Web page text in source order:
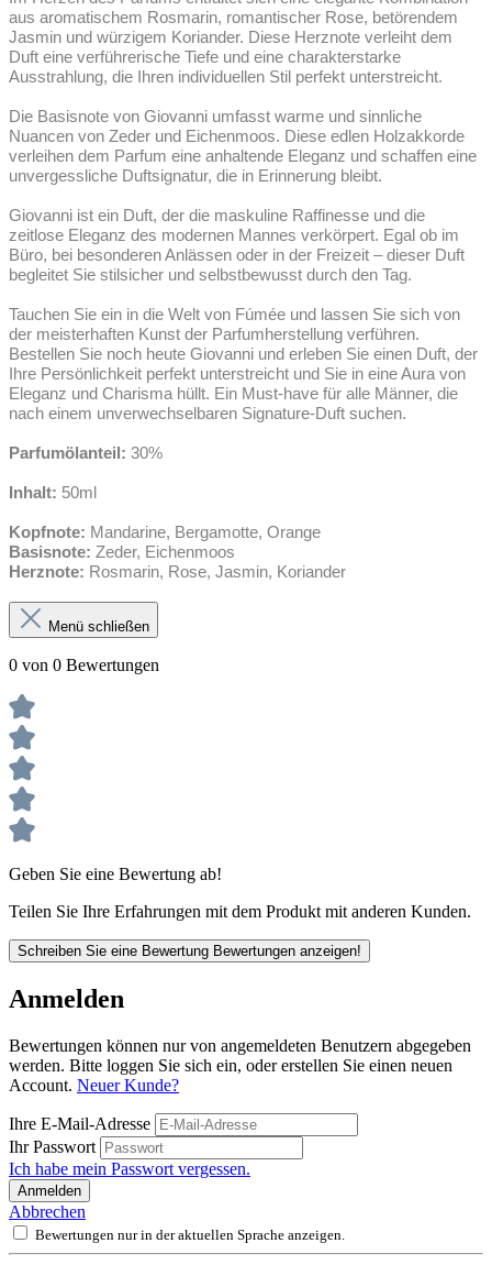
aus aromatischem Rosmarin, romantischer Rose, betörendem
Jasmin und würzigem Koriander. Diese Herznote verleiht dem
Duft eine verführerische Tiefe und eine charakterstarke
Ausstrahlung, die Ihren individuellen Stil perfekt unterstreicht.
Die Basisnote von Giovanni umfasst warme und sinnliche
Nuancen von Zeder und Eichenmoos. Diese edlen Holzakkorde
verleihen dem Parfum eine anhaltende Eleganz und schaffen eine
unvergessliche Duftsignatur, die in Erinnerung bleibt.
Giovanni ist ein Duft, der die maskuline Raffinesse und die
zeitlose Eleganz des modernen Mannes verkörpert. Egal ob im
Büro, bei besonderen Anlässen oder in der Freizeit – dieser Duft
begleitet Sie stilsicher und selbstbewusst durch den Tag.
Tauchen Sie ein in die Welt von Fúmée und lassen Sie sich von
der meisterhaften Kunst der Parfumherstellung verführen.
Bestellen Sie noch heute Giovanni und erleben Sie einen Duft, der
Ihre Persönlichkeit perfekt unterstreicht und Sie in eine Aura von
Eleganz und Charisma hüllt. Ein Must-have für alle Männer, die
nach einem unverwechselbaren Signature-Duft suchen.
Parfumölanteil: 30%
Inhalt: 50ml
Kopfnote: Mandarine, Bergamotte, Orange
Basisnote: Zeder, Eichenmoos
Herznote: Rosmarin, Rose, Jasmin, Koriander
Menü schließen
0 von 0 Bewertungen
Geben Sie eine Bewertung ab!
Teilen Sie Ihre Erfahrungen mit dem Produkt mit anderen Kunden.
Schreiben Sie eine Bewertung Bewertungen anzeigen!
Anmelden
Bewertungen können nur von angemeldeten Benutzern abgegeben
werden. Bitte loggen Sie sich ein, oder erstellen Sie einen neuen
Account. Neuer Kunde?
Ihre E-Mail-Adresse
Ihr Passwort
Ich habe mein Passwort vergessen.
Anmelden
Abbrechen
Bewertungen nur in der aktuellen Sprache anzeigen.